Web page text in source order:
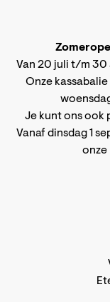
Van 20 juli t/m 30
Onze
Je kunt ons ook
Vanaf dinsdag 1
onze